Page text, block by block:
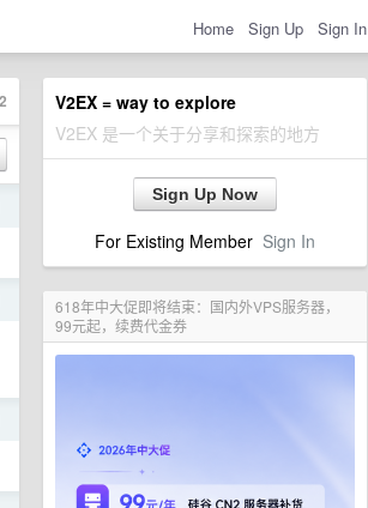
Home Sign Up Sign In
V2EX = way to explore
V2EX 是一个关于分享和探索的地方
Sign Up Now
For Existing Member Sign In
618年中大促即将结束：国内外VPS服务器，
99元起，续费代金券